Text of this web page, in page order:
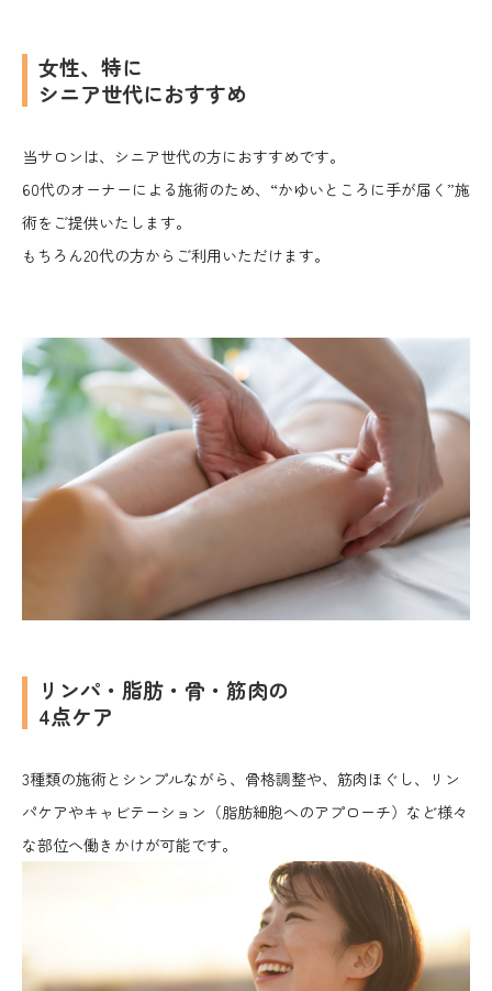
女性、特に
シニア世代におすすめ
当サロンは、シニア世代の方におすすめです。
60代のオーナーによる施術のため、“かゆいところに手が届く”施
術をご提供いたします。
もちろん20代の方からご利用いただけます。
リンパ・脂肪・骨・筋肉の
4点ケア
3種類の施術とシンプルながら、骨格調整や、筋肉ほぐし、リン
パケアやキャビテーション（脂肪細胞へのアプローチ）など様々
な部位へ働きかけが可能です。